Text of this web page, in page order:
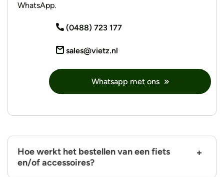
WhatsApp.
(0488) 723 177
sales@vietz.nl
Whatsapp met ons
Hoe werkt het bestellen van een fiets
en/of accessoires?